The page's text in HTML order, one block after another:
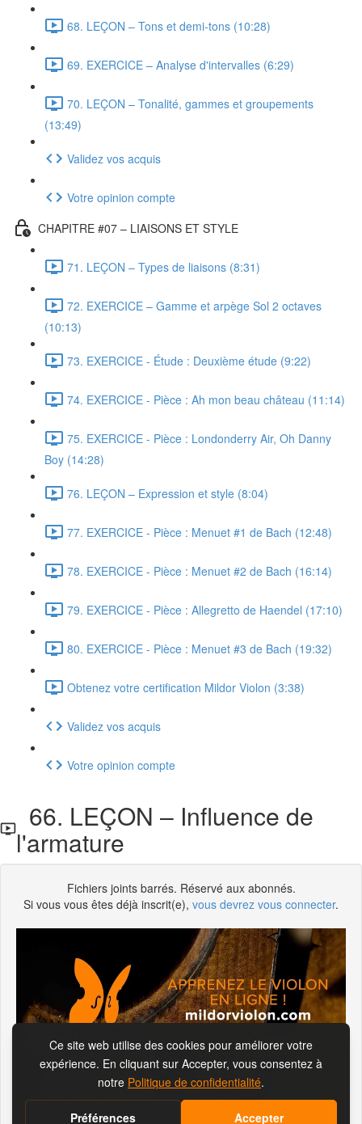
68. LEÇON – Tons et demi-tons (10:28)
69. EXERCICE – Analyse d'intervalles (6:29)
70. LEÇON – Tonalité, gammes et groupements
(13:49)
Validez vos acquis
Votre opinion compte
CHAPITRE #07 – LIAISONS ET STYLE
71. LEÇON – Types de liaisons (8:31)
72. EXERCICE – Gamme et arpège Sol 2 octaves
(10:13)
73. EXERCICE - Étude : Deuxième étude (9:22)
74. EXERCICE - Pièce : Ah mon beau château (11:14)
75. EXERCICE - Pièce : Londonderry Air, Oh Danny
Boy (14:28)
76. LEÇON – Expression et style (8:04)
77. EXERCICE - Pièce : Menuet #1 de Bach (12:48)
78. EXERCICE - Pièce : Menuet #2 de Bach (16:14)
79. EXERCICE - Pièce : Allegretto de Haendel (17:10)
80. EXERCICE - Pièce : Menuet #3 de Bach (19:32)
Obtenez votre certification Mildor Violon (3:38)
Validez vos acquis
Votre opinion compte
66. LEÇON – Influence de
l'armature
Fichiers joints barrés. Réservé aux abonnés.
Si vous vous êtes déjà inscrit(e), vous devrez vous connecter.
S'abonner pour visionner